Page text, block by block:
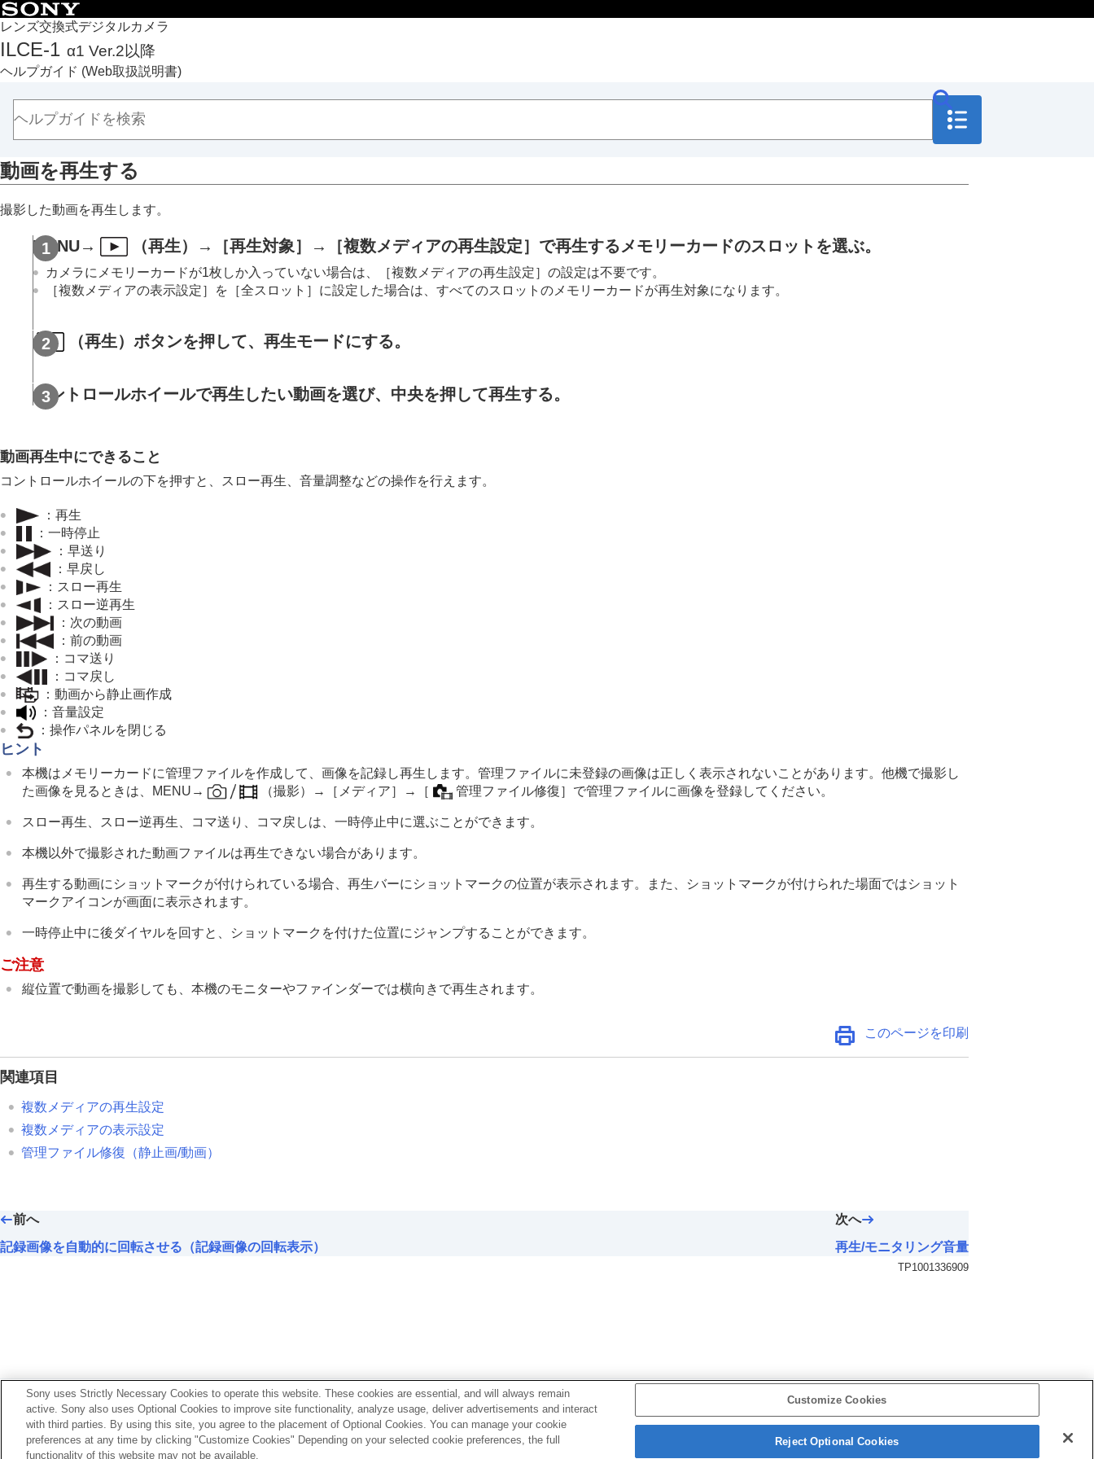
レンズ交換式デジタルカメラ
ILCE-1 α1 Ver.2以降
ヘルプガイド (Web取扱説明書)
トップページ
ヘルプガイドの使いかた
必ずお読みください
本体と付属品を確認する
本機の基本操作
MENU一覧から機能を探す
撮影機能を活用する
カメラをカスタマイズする
再生する
複数メディアの再生設定
静止画を再生する
拡大の初期位置
記録画像を自動的に回転させる（記録画像の回転表示）
インターバル連続再生
インターバル再生速度
画像の表示方法を変える
画像間をジャンプ移動する方法を設定する（
撮影した画像を保護する（
画像に情報を追加する
トリミング
メモリーカード間で画像をコピーする（コピー）
画像を削除する
テレビと接続して画像を見る
カメラの設定を変更する
パソコンでできること
クラウドサービスを利用する
資料
故障かな？と思ったら
動画を再生する
撮影した動画を再生します。
MENU→ （再生）→ ［再生対象］ → ［複数メディアの再生設定］ で再生するメモリーカードのスロットを選ぶ。
カメラにメモリーカードが1枚しか入っていない場合は、 ［複数メディアの再生設定］ の設定は不要です。
［複数メディアの表示設定］
を ［全スロット］ に設定した場合は、すべてのスロットのメモリーカードが再生対象になります。
（再生）ボタンを押して、再生モードにする。
コントロールホイールで再生したい動画を選び、中央を押して再生する。
動画再生中にできること
コントロールホイールの下を押すと、スロー再生、音量調整などの操作を行えます。
：再生
：一時停止
：早送り
：早戻し
：スロー再生
：スロー逆再生
：次の動画
：前の動画
：コマ送り
：コマ戻し
： 動画から静止画作成
：音量設定
：操作パネルを閉じる
ヒント
本機はメモリーカードに管理ファイルを作成して、画像を記録し再生します。管理ファイルに未登録の画像は正しく表示されないことがあります。他機で撮影し
た画像を見るときは、 MENU → （撮影）→ ［メディア］ → ［ 管理ファイル修復］ で管理ファイルに画像を登録してください。
スロー再生、スロー逆再生、コマ送り、コマ戻しは、一時停止中に選ぶことができます。
本機以外で撮影された動画ファイルは再生できない場合があります。
再生する動画にショットマークが付けられている場合、再生バーにショットマークの位置が表示されます。また、ショットマークが付けられた場面ではショット
マークアイコンが画面に表示されます。
一時停止中に後ダイヤルを回すと、ショットマークを付けた位置にジャンプすることができます。
ご注意
縦位置で動画を撮影しても、本機のモニターやファインダーでは横向きで再生されます。
このページを印刷
関連項目
複数メディアの再生設定
複数メディアの表示設定
管理ファイル修復 （静止画/動画）
前へ
記録画像を自動的に回転させる（記録画像の回転表示）
次へ
再生/モニタリング音量
TP1001336909
お使いのカメラの本体ソフトウェアがVer.2.00未満の場合は下記URLのヘルプガイドをご覧ください。
https://helpguide.sony.net/ilc/2040/v1/ja/index.html
Sony uses Strictly Necessary Cookies to operate this website. These cookies are essential, and will always remain
active. Sony also uses Optional Cookies to improve site functionality, analyze usage, deliver advertisements and interact
with third parties. By using this site, you agree to the placement of Optional Cookies. You can manage your cookie
preferences at any time by clicking "Customize Cookies" Depending on your selected cookie preferences, the full
functionality of this website may not be available.
Customize Cookies
Reject Optional Cookies